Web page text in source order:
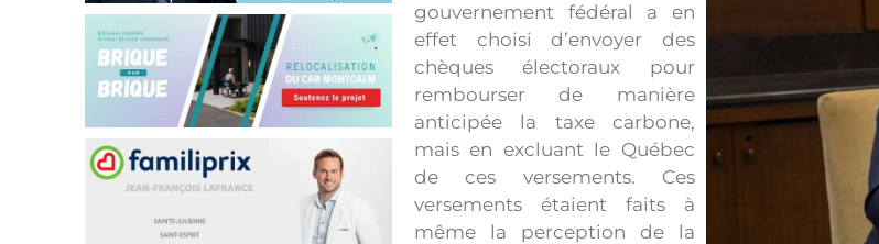
gouvernement fédéral a en
effet choisi d’envoyer des
chèques électoraux pour
rembourser de manière
anticipée la taxe carbone,
mais en excluant le Québec
de ces versements. Ces
versements étaient faits à
même la perception de la